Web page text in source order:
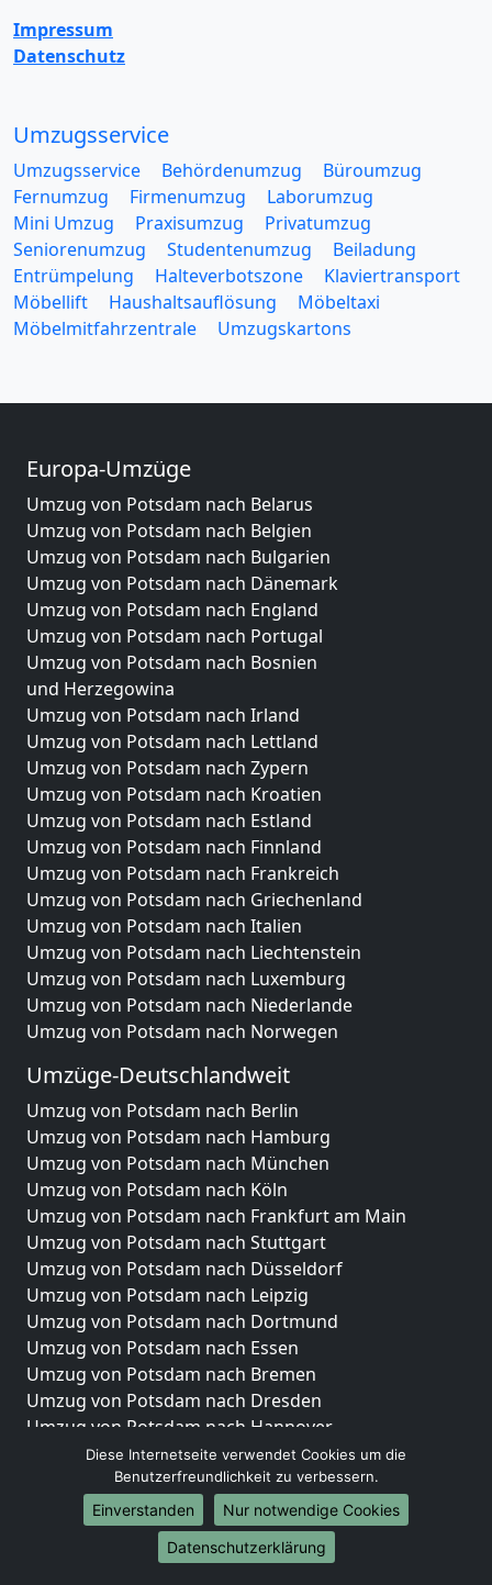
Impressum
Datenschutz
Umzugsservice
Umzugsservice Behördenumzug
Büroumzug
Fernumzug
Firmenumzug
Laborumzug
Mini Umzug
Praxisumzug
Privatumzug
Seniorenumzug
Studentenumzug
Beiladung
Entrümpelung
Halteverbotszone
Klaviertransport
Möbellift
Haushaltsauflösung
Möbeltaxi
Möbelmitfahrzentrale
Umzugskartons
Europa-Umzüge
Umzug von Potsdam nach Belarus
Umzug von Potsdam nach Belgien
Umzug von Potsdam nach Bulgarien
Umzug von Potsdam nach Dänemark
Umzug von Potsdam nach England
Umzug von Potsdam nach Portugal
Umzug von Potsdam nach Bosnien
und Herzegowina
Umzug von Potsdam nach Irland
Umzug von Potsdam nach Lettland
Umzug von Potsdam nach Zypern
Umzug von Potsdam nach Kroatien
Umzug von Potsdam nach Estland
Umzug von Potsdam nach Finnland
Umzug von Potsdam nach Frankreich
Umzug von Potsdam nach Griechenland
Umzug von Potsdam nach Italien
Umzug von Potsdam nach Liechtenstein
Umzug von Potsdam nach Luxemburg
Umzug von Potsdam nach Niederlande
Umzug von Potsdam nach Norwegen
Umzüge-Deutschlandweit
Umzug von Potsdam nach Berlin
Umzug von Potsdam nach Hamburg
Umzug von Potsdam nach München
Umzug von Potsdam nach Köln
Umzug von Potsdam nach Frankfurt am Main
Umzug von Potsdam nach Stuttgart
Umzug von Potsdam nach Düsseldorf
Umzug von Potsdam nach Leipzig
Umzug von Potsdam nach Dortmund
Umzug von Potsdam nach Essen
Umzug von Potsdam nach Bremen
Umzug von Potsdam nach Dresden
Umzug von Potsdam nach Hannover
Umzug von Potsdam nach Nürnberg
Umzug von Potsdam nach Duisburg
Umzug von Potsdam nach Bochum
Umzug von Potsdam nach Wuppertal
Umzug von Potsdam nach Bielefeld
Diese Internetseite verwendet Cookies um die
Benutzerfreundlichkeit zu verbessern.
Einverstanden
Nur notwendige Cookies
Datenschutzerklärung